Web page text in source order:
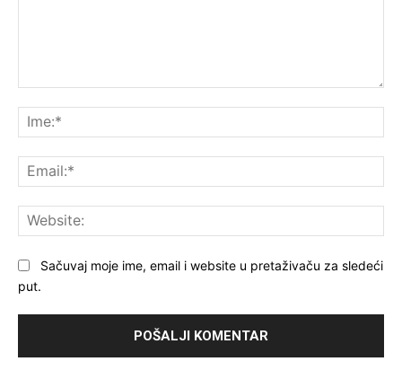
Sačuvaj moje ime, email i website u pretaživaču za sledeći
put.